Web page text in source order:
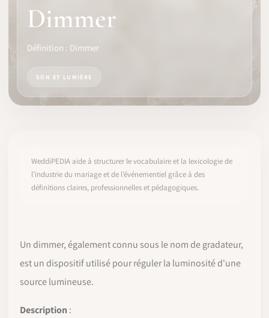
IDENTITÉ PRO
COMMENCER
Dimmer
Définition : Dimmer
SON ET LUMIÈRE
WeddiPEDIA aide à structurer le vocabulaire et la lexicologie de
l’industrie du mariage et de l’événementiel grâce à des
définitions claires, professionnelles et pédagogiques.
Un dimmer, également connu sous le nom de gradateur,
est un dispositif utilisé pour réguler la luminosité d'une
source lumineuse.
Description :